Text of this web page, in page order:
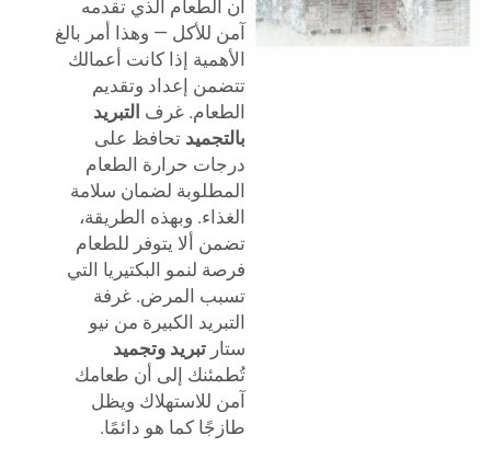
أن الطعام الذي تقدمه
آمن للأكل — وهذا أمر بالغ
الأهمية إذا كانت أعمالك
تتضمن إعداد وتقديم
الطعام. غرفالتبريد
تحافظ على
درجات حرارة الطعام
المطلوبة لضمان سلامة
الغذاء. وبهذه الطريقة،
تضمن ألا يتوفر للطعام
فرصة لنمو البكتيريا التي
تسبب المرض. غرفة
التبريد الكبيرة من نيو
تبريد وتجميد
تُطمئنك إلى أن طعامك
آمن للاستهلاك ويظل
طازجًا كما هو دائمًا.